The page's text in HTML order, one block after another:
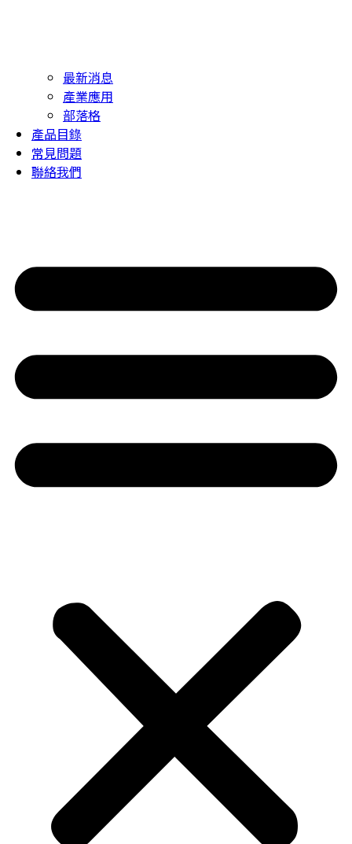
最新消息
產業應用
部落格
產品目錄
常見問題
聯絡我們